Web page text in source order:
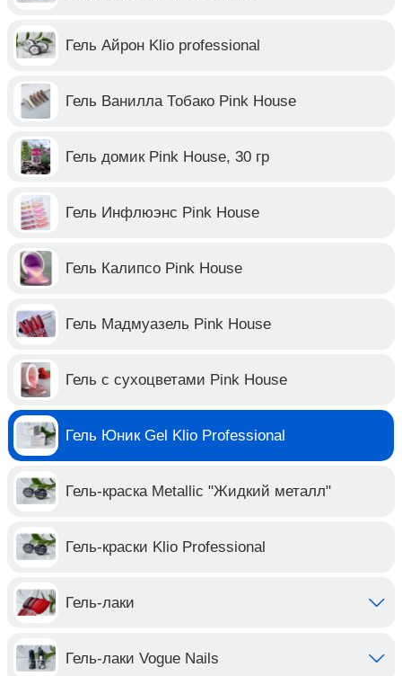
Гель Айрон Klio professional
Гель Ванилла Тобако Pink House
Гель домик Pink House, 30 гр
Гель Инфлюэнс Pink House
Гель Калипсо Pink House
Гель Мадмуазель Pink House
Гель с сухоцветами Pink House
Гель Юник Gel Klio Professional
Гель-краска Metallic "Жидкий металл"
Гель-краски Klio Professional
Гель-лаки
Гель-лаки Vogue Nails